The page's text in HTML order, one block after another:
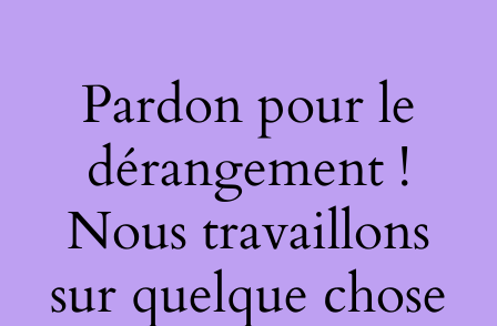
Pardon pour le
dérangement !
Nous travaillons
sur quelque chose